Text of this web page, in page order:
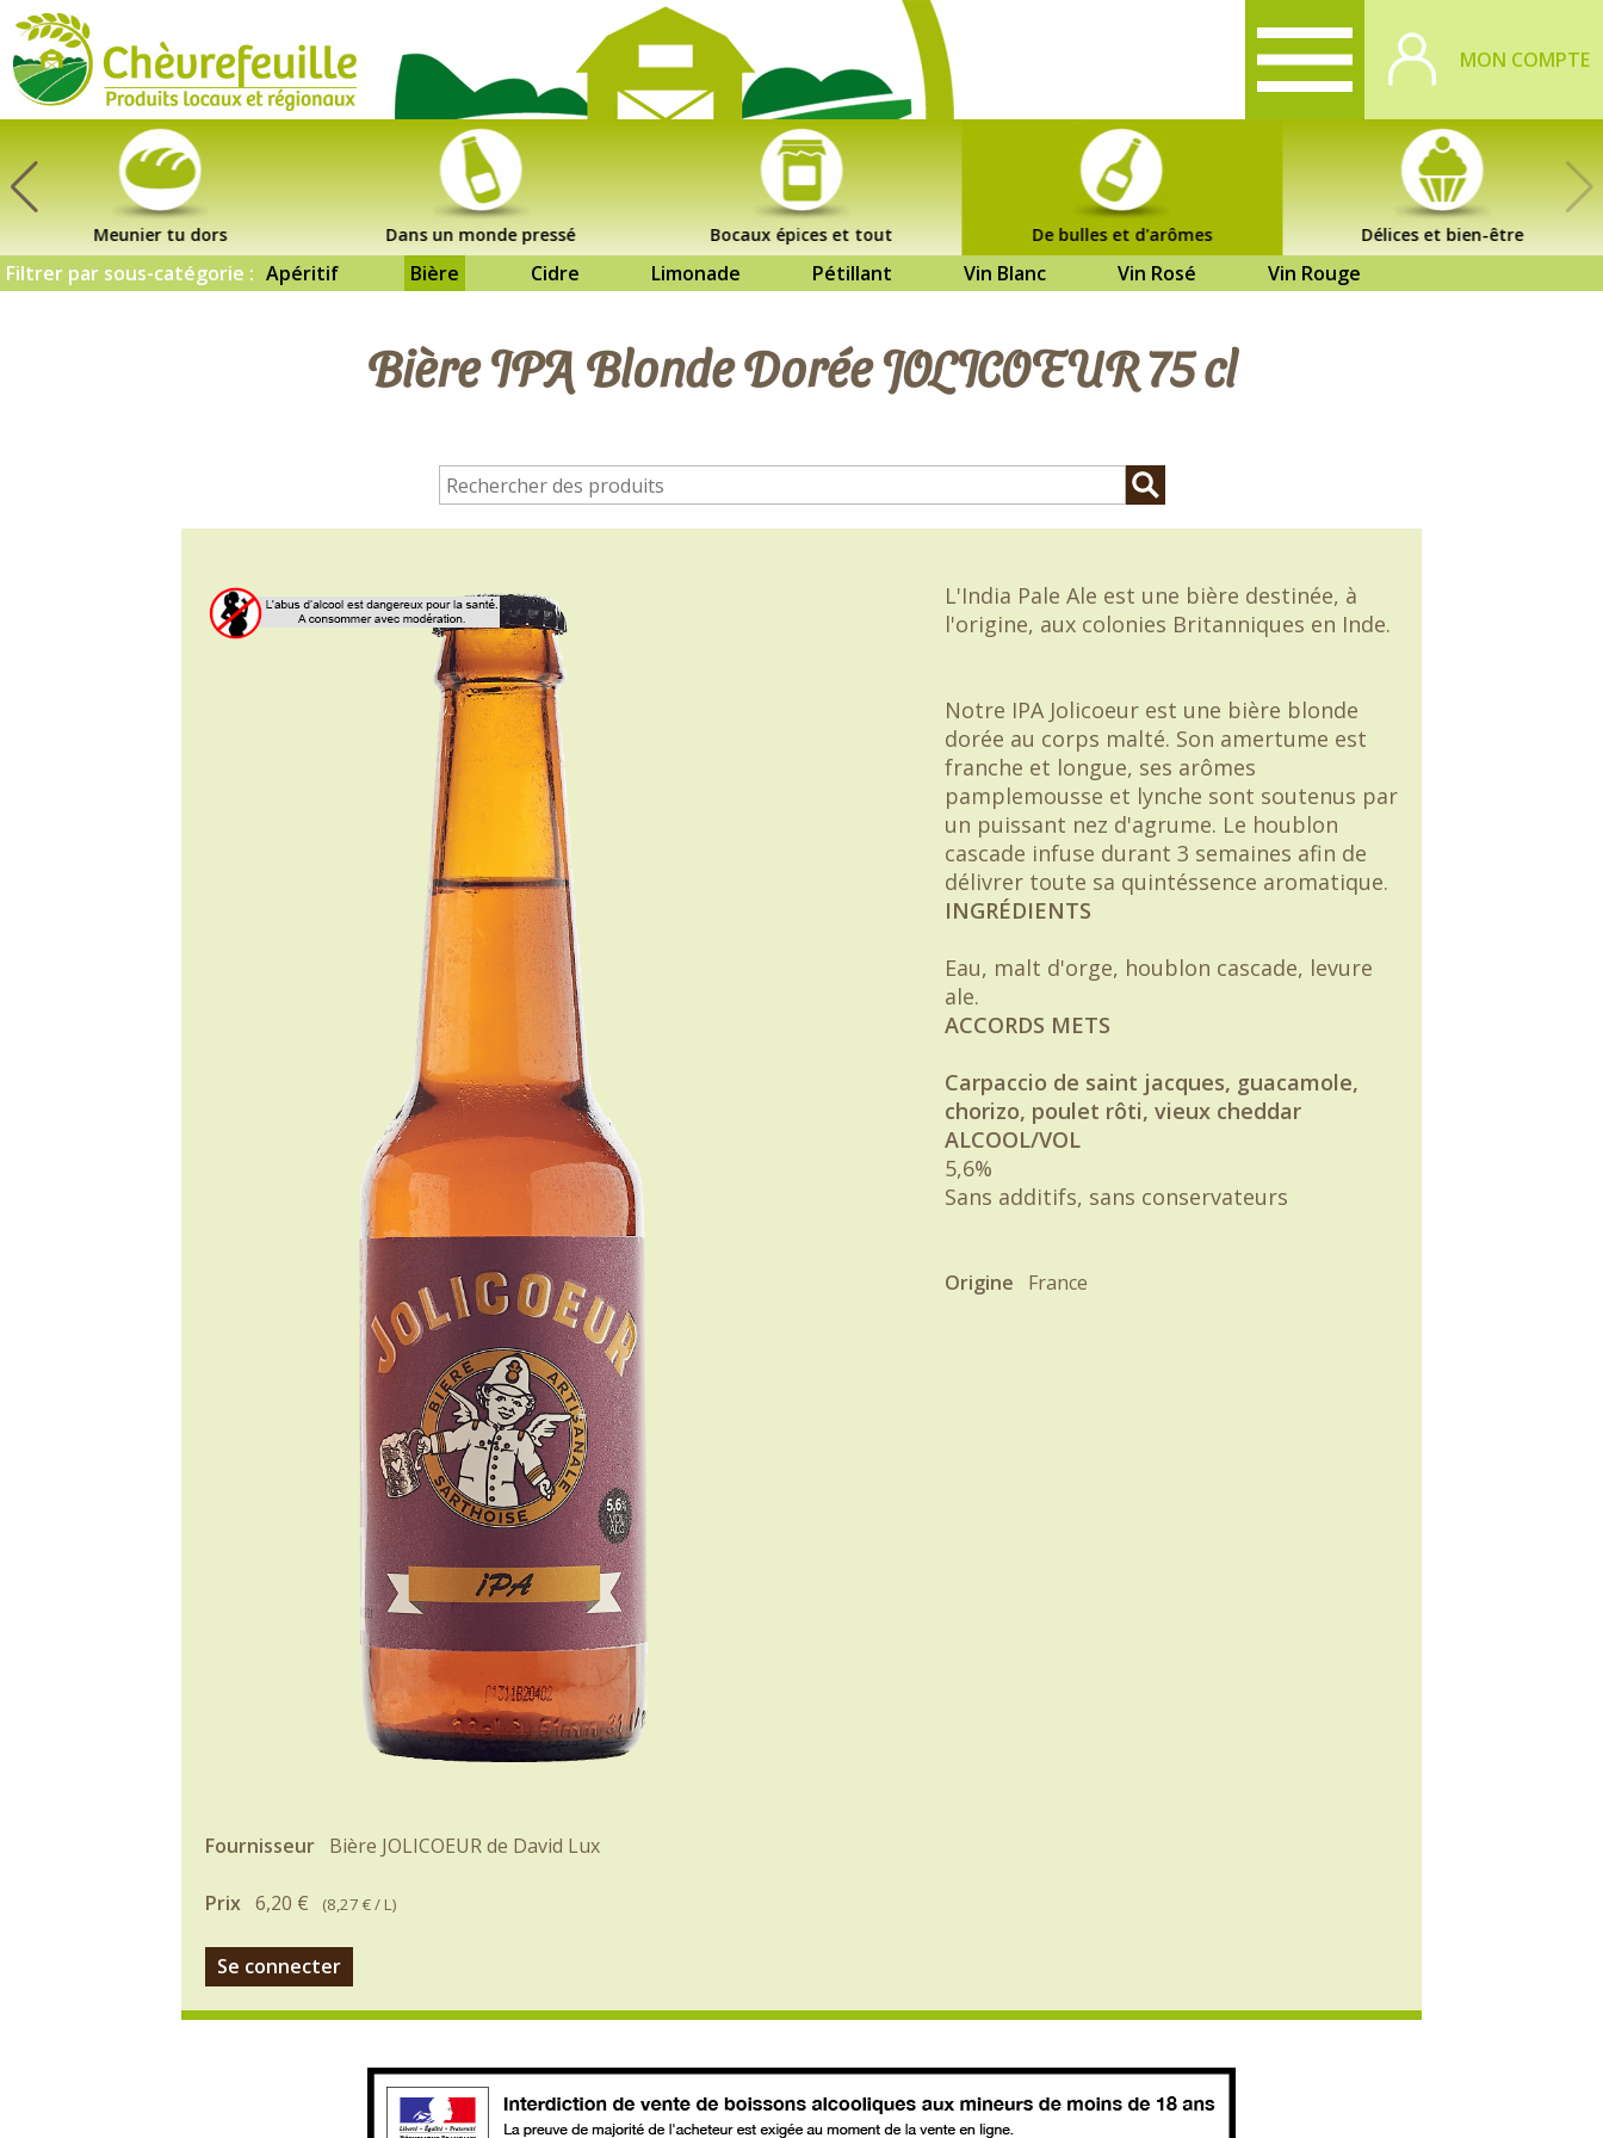
MON COMPTE
Meunier tu dors Dans un monde pressé Bocaux épices et tout De bulles et d'arômes Délices et bien-être
Filtrer par sous-catégorie : Apéritif Bière Cidre Limonade Pétillant Vin Blanc Vin Rosé Vin Rouge
Bière IPA Blonde Dorée JOLICOEUR 75 cl
L'India Pale Ale est une bière destinée, à
l'origine, aux colonies Britanniques en Inde.
Notre IPA Jolicoeur est une bière blonde
dorée au corps malté. Son amertume est
franche et longue, ses arômes
pamplemousse et lynche sont soutenus par
un puissant nez d'agrume. Le houblon
cascade infuse durant 3 semaines afin de
délivrer toute sa quintéssence aromatique.
INGRÉDIENTS
Eau, malt d'orge, houblon cascade, levure
ale.
ACCORDS METS
Carpaccio de saint jacques, guacamole,
chorizo, poulet rôti, vieux cheddar
ALCOOL/VOL
5,6%
Sans additifs, sans conservateurs
Origine France
Fournisseur Bière JOLICOEUR de David Lux
Prix 6,20 € (8,27 €/ L)
Se connecter